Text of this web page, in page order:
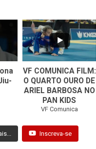
...
0
VF COMUNICA FILM:
O QUARTO OURO DE
ARIEL BARBOSA NO
PAN KIDS
VF Comunica
Inscreva-se